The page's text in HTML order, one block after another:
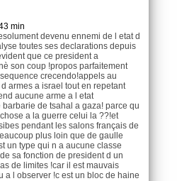
min
devenu ennemi de l etat d
toutes ses declarations depuis
que ce president a
son coup !propos parfaitement
crecendo!appels au
armes a israel tout en repetant
aucune arme a l etat
de tsahal a gaza! parce qu
a la guerre celui la ??!et
pendant les salons français de
plus loin que de gaulle
un type qui n a aucune classe
sa fonction de president d un
de limites !car il est mauvais
a l observer !c est un bloc de haine